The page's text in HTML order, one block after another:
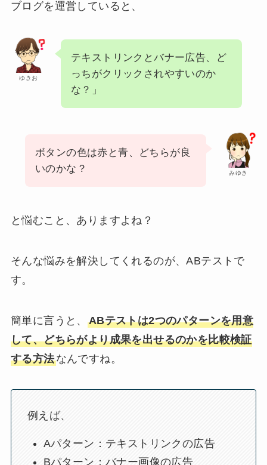
ブログを運営していると、
ゆきお
テキストリンクとバナー広告、ど
っちがクリックされやすいのか
な？」
みゆき
ボタンの色は赤と青、どちらが良
いのかな？
と悩むこと、ありますよね？
そんな悩みを解決してくれるのが、ABテストで
す。
簡単に言うと、 ABテストは2つのパターンを用意
して、どちらがより成果を出せるのかを比較検証
する方法なんですね。
例えば、
Aパターン：テキストリンクの広告
Bパターン：バナー画像の広告